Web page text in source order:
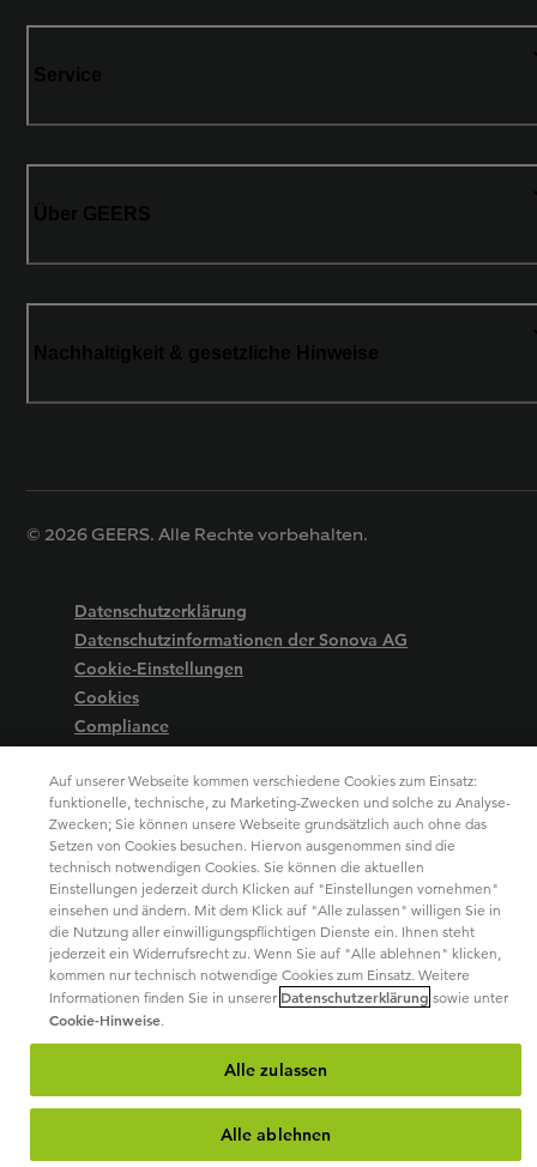
© 2026 GEERS. Alle Rechte vorbehalten.
Datenschutzerklärung
Datenschutzinformationen der Sonova AG
Cookie-Einstellungen
Cookies
Compliance
Barrierefreiheit
Auf unserer Webseite kommen verschiedene Cookies zum Einsatz:
funktionelle, technische, zu Marketing-Zwecken und solche zu Analyse-
Zwecken; Sie können unsere Webseite grundsätzlich auch ohne das
Setzen von Cookies besuchen. Hiervon ausgenommen sind die
technisch notwendigen Cookies. Sie können die aktuellen
Einstellungen jederzeit durch Klicken auf "Einstellungen vornehmen"
einsehen und ändern. Mit dem Klick auf "Alle zulassen" willigen Sie in
die Nutzung aller einwilligungspflichtigen Dienste ein. Ihnen steht
jederzeit ein Widerrufsrecht zu. Wenn Sie auf "Alle ablehnen" klicken,
kommen nur technisch notwendige Cookies zum Einsatz. Weitere
Informationen finden Sie in unserer Datenschutzerklärung sowie unter
Cookie-Hinweise.
Alle ablehnen
Alle zulassen